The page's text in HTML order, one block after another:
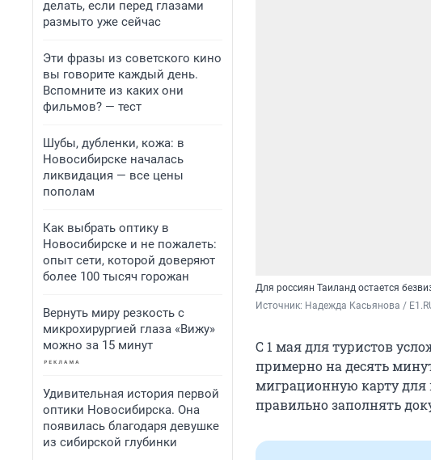
делать, если перед глазами
размыто уже сейчас
Эти фразы из советского кино
вы говорите каждый день.
Вспомните из каких они
фильмов? — тест
Шубы, дубленки, кожа: в
Новосибирске началась
ликвидация — все цены
пополам
Как выбрать оптику в
Новосибирске и не пожалеть:
опыт сети, которой доверяют
более 100 тысяч горожан
Вернуть миру резкость с
микрохирургией глаза «Вижу»
можно за 15 минут
Удивительная история первой
оптики Новосибирска. Она
появилась благодаря девушке
из сибирской глубинки
Для россиян Таиланд остается
Источник: Надежда Касьянова /
С 1 мая для туристов
примерно на десять
миграционную карту для
правильно заполнять